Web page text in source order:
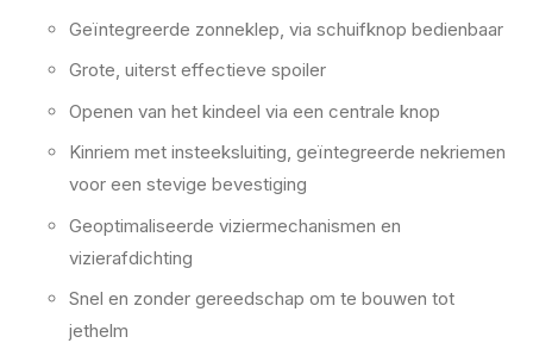
Geïntegreerde zonneklep, via schuifknop bedienbaar
Grote, uiterst effectieve spoiler
Openen van het kindeel via een centrale knop
Kinriem met insteeksluiting, geïntegreerde nekriemen
voor een stevige bevestiging
Geoptimaliseerde viziermechanismen en
vizierafdichting
Snel en zonder gereedschap om te bouwen tot
jethelm